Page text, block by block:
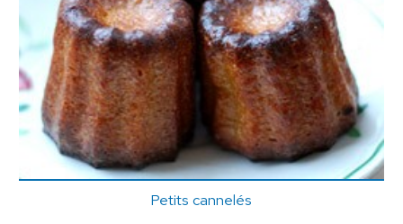
Petits cannelés